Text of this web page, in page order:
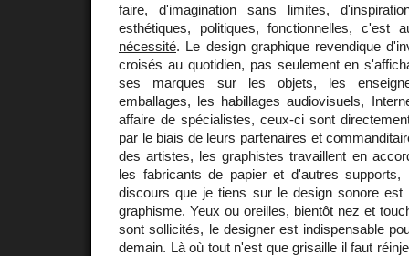
faire, d'imagination sans limites,
esthétiques, politiques, fonctionnelles, c'est
nécessité. Le design graphique revendique
croisés au quotidien, pas seulement en
ses marques sur les objets, les
emballages, les habillages audiovisuels,
affaire de spécialistes, ceux-ci sont
par le biais de leurs partenaires et
des artistes, les graphistes travaillent en
les fabricants de papier et d'autres supports,
discours que je tiens sur le design sonore
graphisme. Yeux ou oreilles, bientôt nez et
sont sollicités, le designer est indispensable
demain. Là où tout n'est que grisaille il faut